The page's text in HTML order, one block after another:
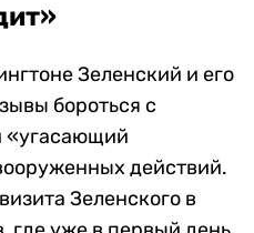
Зеленский и его
бороться с
«угасающий
действий.
Зеленского в